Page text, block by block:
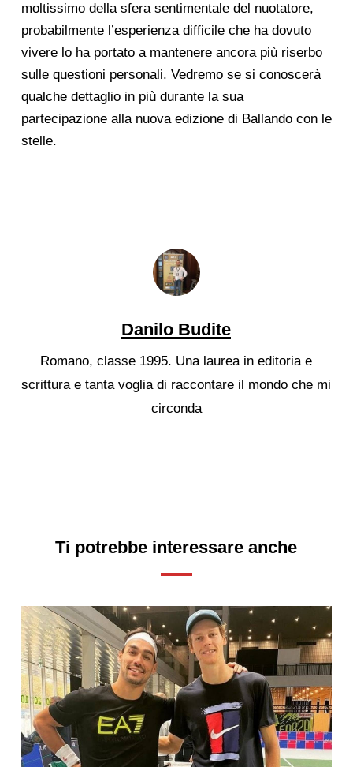
moltissimo della sfera sentimentale del nuotatore,
probabilmente l’esperienza difficile che ha dovuto
vivere lo ha portato a mantenere ancora più riserbo
sulle questioni personali. Vedremo se si conoscerà
qualche dettaglio in più durante la sua
partecipazione alla nuova edizione di Ballando con le
stelle.
Danilo Budite
Romano, classe 1995. Una laurea in editoria e
scrittura e tanta voglia di raccontare il mondo che mi
circonda
Ti potrebbe interessare anche